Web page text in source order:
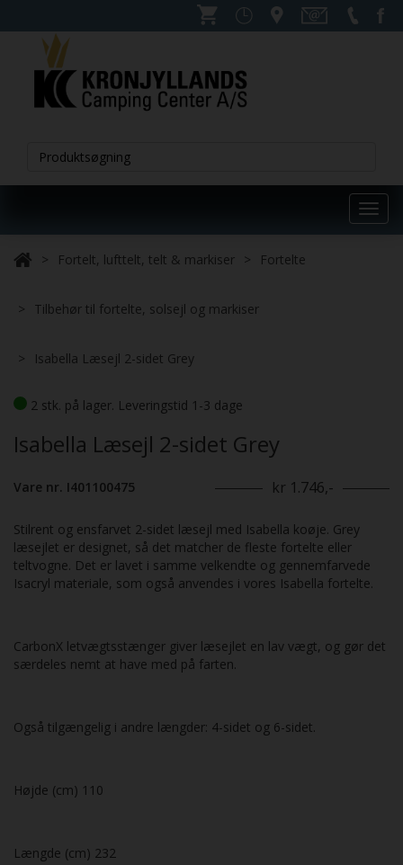
Fortelt, lufttelt, telt & markiser Fortelte
Tilbehør til fortelte, solsejl og markiser
Isabella Læsejl 2-sidet Grey
2 stk. på lager. Leveringstid 1-3 dage
Isabella Læsejl 2-sidet Grey
Vare nr. I401100475 kr 1.746,-
Stilrent og ensfarvet 2-sidet læsejl med Isabella koøje. Grey
læsejlet er designet, så det matcher de fleste fortelte eller
teltvogne. Det er lavet i samme velkendte og gennemfarvede
Isacryl materiale, som også anvendes i vores Isabella fortelte.
CarbonX letvægtsstænger giver læsejlet en lav vægt, og gør det
særdeles nemt at have med på farten.
Også tilgængelig i andre længder: 4-sidet og 6-sidet.
Højde (cm) 110
Længde (cm) 232